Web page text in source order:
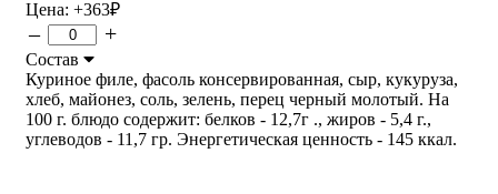
Цена: +363₽
– +
Состав
Куриное филе, фасоль консервированная, сыр, кукуруза,
хлеб, майонез, соль, зелень, перец черный молотый. На
100 г. блюдо содержит: белков - 12,7г ., жиров - 5,4 г.,
углеводов - 11,7 гр. Энергетическая ценность - 145 ккал.